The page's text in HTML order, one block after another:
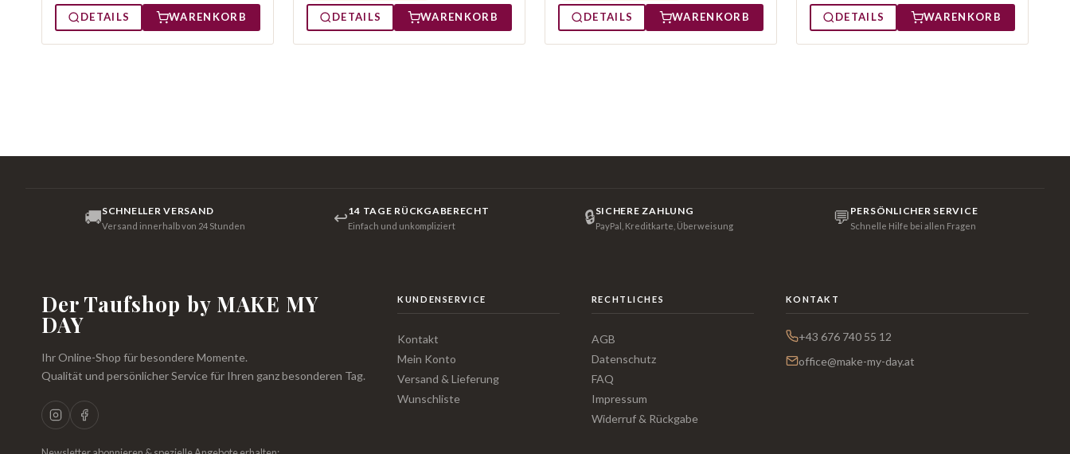
DETAILS WARENKORB
DETAILS
WARENKORB
DETAILS
WARENKORB DETAILS WARENKORB
🚚SCHNELLER VERSAND
Versand innerhalb von 24 Stunden ↩14 TAGE RÜCKGABERECHT
Einfach und unkompliziert 🔒SICHERE ZAHLUNG
PayPal, Kreditkarte, Überweisung 💬 PERSÖNLICHER SERVICE
Schnelle Hilfe bei allen Fragen
Der Taufshop by MAKE MY
DAY
Ihr Online-Shop für besondere Momente.
Qualität und persönlicher Service für Ihren ganz besonderen Tag.
KUNDENSERVICE
Kontakt
Mein Konto
Versand & Lieferung
Wunschliste
RECHTLICHES
AGB
Datenschutz
FAQ
Impressum
Widerruf & Rückgabe
KONTAKT
+43 676 740 55 12
office@make-my-day.at